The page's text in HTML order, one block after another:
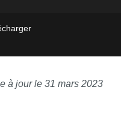
à jour le 31 mars 2023